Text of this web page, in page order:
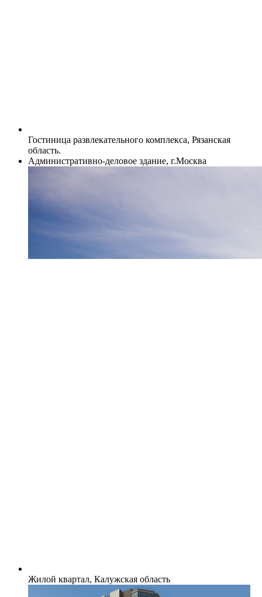
Гостиница развлекательного комплекса, Рязанская
область.
Административно-деловое здание, г.Москва
Жилой квартал, Калужская область